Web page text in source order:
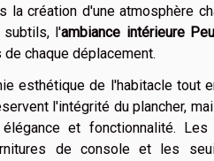
la création d'une atmosphère
subtils, l'ambiance intérieure
chaque déplacement.
esthétique de l'habitacle tout
l'intégrité du plancher,
et fonctionnalité. Les
de console et les